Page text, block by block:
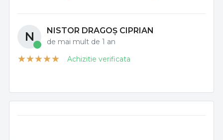
N NISTOR DRAGOȘ CIPRIAN
de mai mult de 1 an
Achizitie verificata